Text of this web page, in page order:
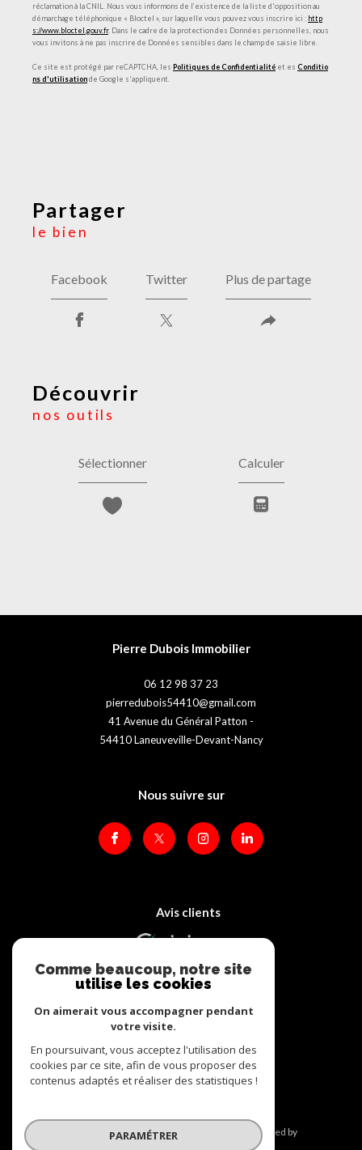
réclamation à la CNIL. Nous vous informons de l’existence de la liste d'opposition au
démarchage téléphonique « Bloctel », sur laquelle vous pouvez vous inscrire ici : http
s://www.bloctel.gouv.fr. Dans le cadre de la protection des Données personnelles, nous
vous invitons à ne pas inscrire de Données sensibles dans le champ de saisie libre.
Ce site est protégé par reCAPTCHA, les Politiques de Confidentialité et es Conditio
ns d'utilisationde Google s'appliquent.
partager
le bien
Facebook Twitter Plus de partage
découvrir
nos outils
Sélectionner Calculer
Pierre Dubois Immobilier
06 12 98 37 23
pierredubois54410@gmail.com
41 Avenue du Général Patton -
54410 Laneuveville-Devant-Nancy
Nous suivre sur
Avis clients
Adhérents
© 2026 | Tous droits réservés | Traduction powered by
Comme beaucoup, notre site
utilise les cookies
On aimerait vous accompagner pendant
votre visite.
En poursuivant, vous acceptez l'utilisation des
cookies par ce site, afin de vous proposer des
contenus adaptés et réaliser des statistiques !
PARAMÉTRER